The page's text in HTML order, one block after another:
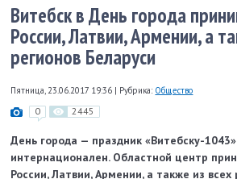
Витебск в День города
России, Латвии, Армении, а
регионов Беларуси
Пятница, 23.06.2017 19:36 | Рубрика: Общество
0 2445
День города — праздник «Витебску-
интернационален. Областной центр
России, Латвии, Армении, а также из всех